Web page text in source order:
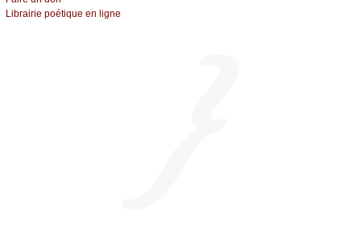
Librairiе pоétique en lignе